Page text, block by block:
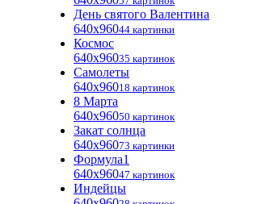
День святого Валентина
640x96044 картинки
Космос
640x96035 картинок
Самолеты
640x96018 картинок
8 Марта
640x96050 картинок
Закат солнца
640x96073 картинки
Формула1
640x96047 картинок
Индейцы